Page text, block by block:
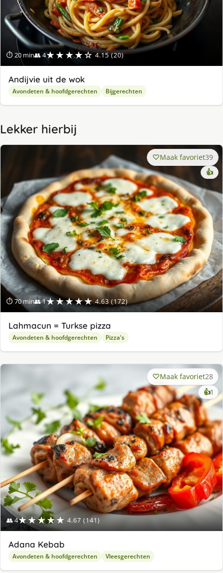
⏱ 20 min👥 4★★★★☆ 4.15 (20)
Andijvie uit de wok
Avondeten & hoofdgerechten Bijgerechten
Lekker hierbij
⏱ 70 min👥 1★★★★★ 4.63 (172)
Maak favoriet39
👍
Lahmacun = Turkse pizza
Avondeten & hoofdgerechten Pizza's
👥 4★★★★★ 4.67 (141)
Maak favoriet28
👍1
Adana Kebab
Avondeten & hoofdgerechten Vleesgerechten